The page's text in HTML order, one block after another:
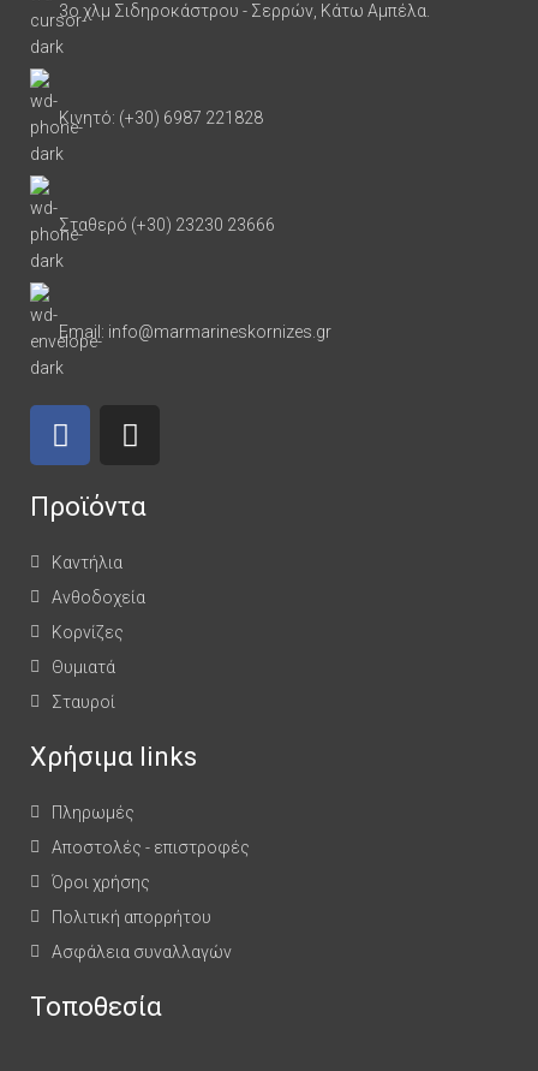
3ο χλμ Σιδηροκάστρου - Σερρών, Κάτω Αμπέλα.
Κινητό: (+30) 6987 221828
Σταθερό (+30) 23230 23666
Email: info@marmarineskornizes.gr
Προϊόντα
Καντήλια
Ανθοδοχεία
Κορνίζες
Θυμιατά
Σταυροί
Χρήσιμα links
Πληρωμές
Αποστολές - επιστροφές
Όροι χρήσης
Πολιτική απορρήτου
Ασφάλεια συναλλαγών
Τοποθεσία